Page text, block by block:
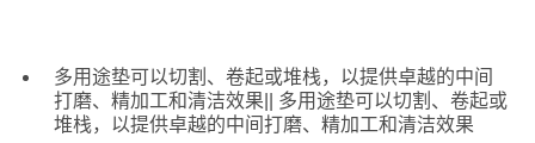
多用途垫可以切割、卷起或堆栈，以提供卓越的中间
打磨、精加工和清洁效果|| 多用途垫可以切割、卷起或
堆栈，以提供卓越的中间打磨、精加工和清洁效果